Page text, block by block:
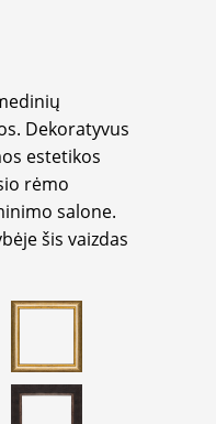
Dekoratyvus
estetikos
rėmo
salone.
šis vaizdas